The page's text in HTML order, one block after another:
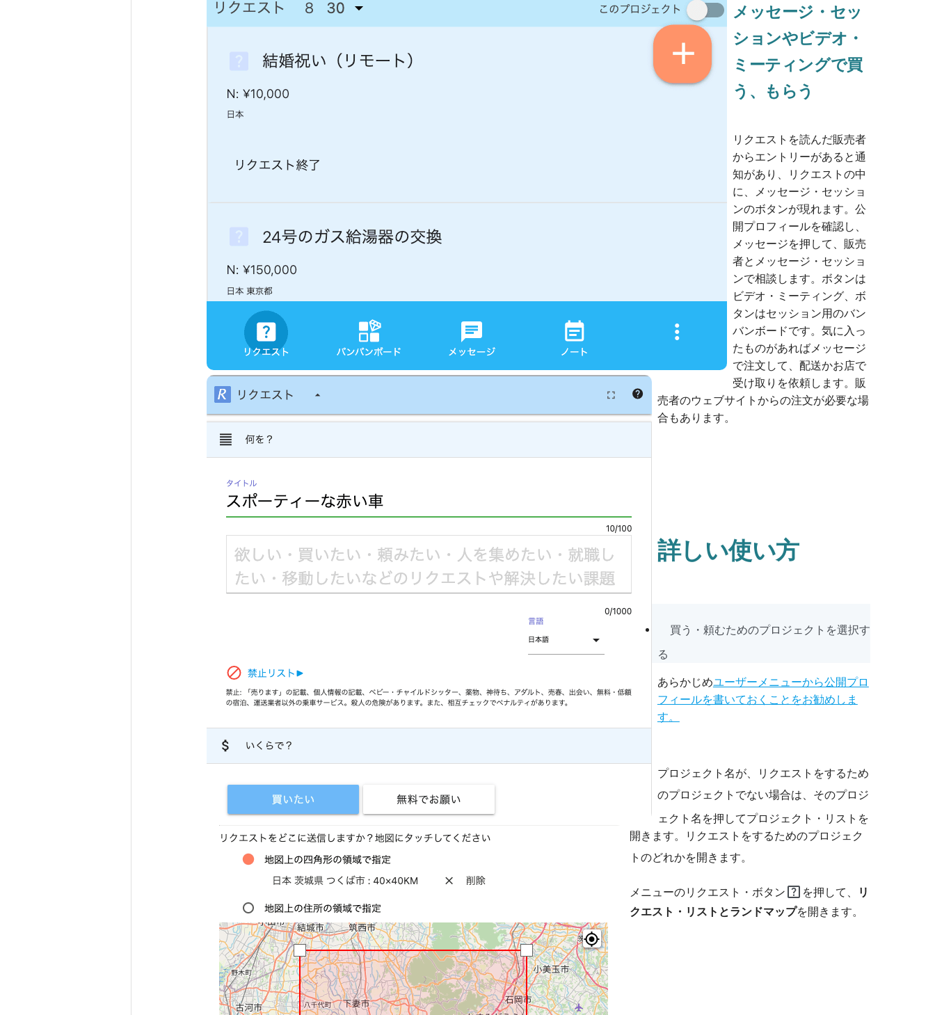
メッセージ・セッ
ションやビデオ・
ミーティングで買
う、もらう
リクエストを読んだ販売者
からエントリーがあると通
知があり、リクエストの中
に、メッセージ・セッショ
ンのボタンが現れます。公
開プロフィールを確認し、
メッセージを押して、販売
者とメッセージ・セッショ
ンで相談します。 ボタンは
ビデオ・ミーティング、 ボ
タンはセッション用のバン
バンボードです。気に入っ
たものがあればメッセージ
で注文して、配送かお店で
受け取りを依頼します。販
売者のウェブサイトからの注文が必要な場
合もあります。
詳しい使い方
買う・頼むためのプロジェクトを選択す
る
あらかじめユーザーメニューから公開プロ
フィールを書いておくことをお勧めしま
す。
プロジェクト名が、リクエストをするため
のプロジェクト でない場合は、そのプロジ
ェクト名を押してプロジェクト・リストを
開きます。リクエストをするためのプロジェク
ト のどれかを開きます。
メニューのリクエスト・ボタン help_center を押して、
リ
クエスト・リストとランドマップを開きます。